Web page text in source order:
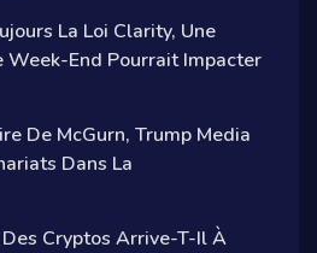
La Loi Clarity, Une
Week-End Pourrait Impacter
De McGurn, Trump Media
Dans La
Cryptos Arrive-T-Il À